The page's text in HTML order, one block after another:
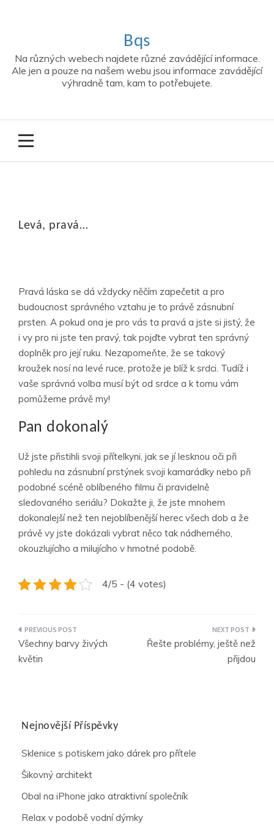
Bqs
Na různých webech najdete různé zavádějící informace.
Ale jen a pouze na našem webu jsou informace zavádějící
výhradně tam, kam to potřebujete.
Levá, pravá…
Pravá láska se dá vždycky něčím zapečetit a pro
budoucnost správného vztahu je to právě zásnubní
prsten. A pokud ona je pro vás ta pravá a jste si jistý, že
i vy pro ni jste ten pravý, tak pojďte vybrat ten správný
doplněk pro její ruku. Nezapomeňte, že se takový
kroužek nosí na levé ruce, protože je blíž k srdci. Tudíž i
vaše správná volba musí být od srdce a k tomu vám
pomůžeme právě my!
Pan dokonalý
Už jste přistihli svoji přítelkyni, jak se jí lesknou oči při
pohledu na zásnubní prstýnek svoji kamarádky nebo při
podobné scéně oblíbeného filmu či pravidelně
sledovaného seriálu? Dokažte ji, že jste mnohem
dokonalejší než ten nejoblíbenější herec všech dob a že
právě vy jste dokázali vybrat něco tak nádherného,
okouzlujícího a milujícího v hmotné podobě.
4/5 - (4 votes)
Navigace
pro
Všechny barvy živých
květin
Řešte problémy, ještě než
přijdou
Nejnovější Příspěvky
Sklenice s potiskem jako dárek pro přítele
Šikovný architekt
Obal na iPhone jako atraktivní společník
Relax v podobě vodní dýmky